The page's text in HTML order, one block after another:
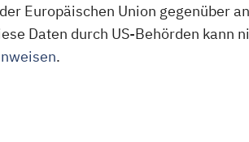
Kalkberg GmbH Bad Segeberg
Karl-May-Platz
23795 Bad Segeberg
Mit der nordbahn bequem zur
Europäischen Union gegenüber
Daten durch US-Behörden
.